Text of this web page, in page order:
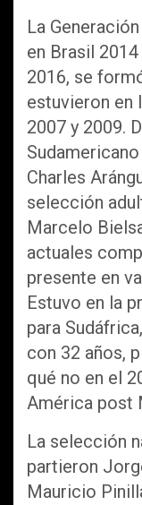
La
en Brasil
2016, se
estuvieron en
2007 y 2009.
Charles
selección
Marcelo
actuales
presente en
Estuvo en la
para
con 32 años,
qué no en el
América post
La selección
partieron
Mauricio